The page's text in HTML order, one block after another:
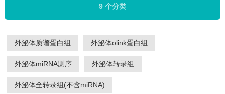
9 个分类
外泌体质谱蛋白组 外泌体olink蛋白组
外泌体miRNA测序 外泌体转录组
外泌体全转录组(不含miRNA)